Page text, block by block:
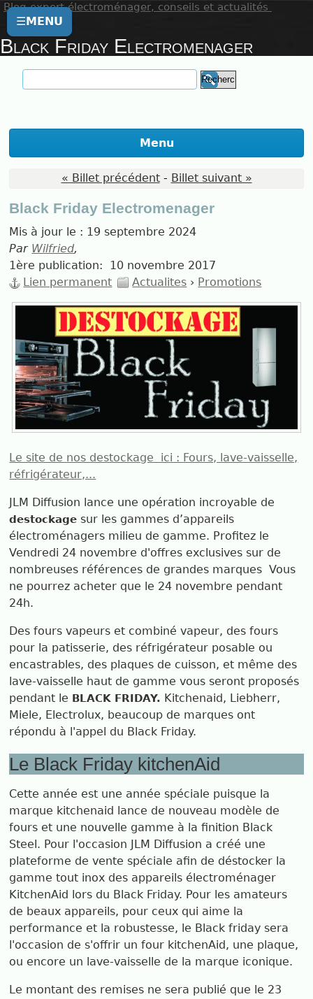
Blog expert électroménager, conseils et actualités
Black Friday Electromenager
☰MENU
Menu
« Billet précédent - Billet suivant »
Black Friday Electromenager
Mis à jour le : 19 septembre 2024
Par Wilfried,
1ère publication: 10 novembre 2017
Lien permanent
Actualites › Promotions
Le site de nos destockage ici : Fours, lave-vaisselle,
réfrigérateur,...
JLM Diffusion lance une opération incroyable de
destockagesur les gammes d’appareils
électroménagers milieu de gamme. Profitez le
Vendredi 24 novembre d'offres exclusives sur de
nombreuses références de grandes marques Vous
ne pourrez acheter que le 24 novembre pendant
24h.
Des fours vapeurs et combiné vapeur, des fours
pour la patisserie, des réfrigérateur posable ou
encastrables, des plaques de cuisson, et même des
lave-vaisselle haut de gamme vous seront proposés
pendant le BLACK FRIDAY. Kitchenaid, Liebherr,
Miele, Electrolux, beaucoup de marques ont
répondu à l'appel du Black Friday.
Le Black Friday kitchenAid
Cette année est une année spéciale puisque la
marque kitchenaid lance de nouveau modèle de
fours et une nouvelle gamme à la finition Black
Steel. Pour l'occasion JLM Diffusion a créé une
plateforme de vente spéciale afin de déstocker la
gamme tout inox des appareils électroménager
KitchenAid lors du Black Friday. Pour les amateurs
de beaux appareils, pour ceux qui aime la
performance et la robustesse, le Black friday sera
l'occasion de s'offrir un four kitchenAid, une plaque,
ou encore un lave-vaisselle de la marque iconique.
Le montant des remises ne sera publié que le 23